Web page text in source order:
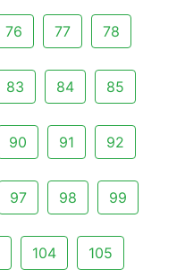
76 77 78
83 84 85
90 91 92
97 98 99
104 105